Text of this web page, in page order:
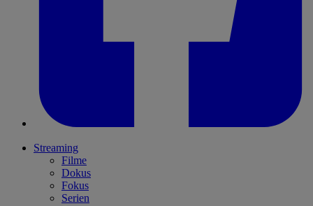
Streaming
Filme
Dokus
Fokus
Serien